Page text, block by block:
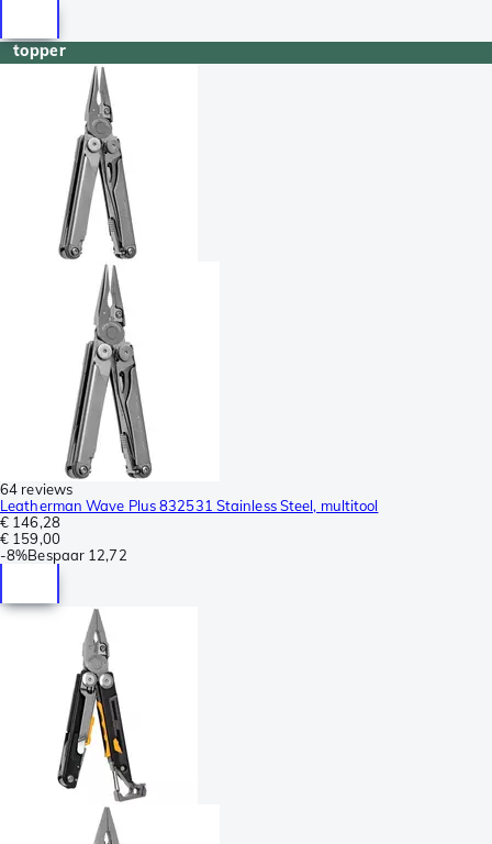
topper
64 reviews
Leatherman Wave Plus 832531 Stainless Steel, multitool
€ 146,28
€ 159,00
-8%Bespaar 12,72